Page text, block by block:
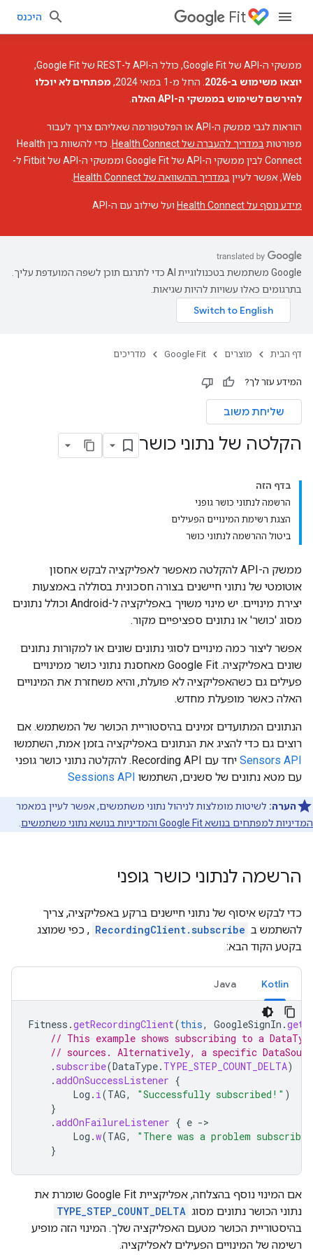
Fit היכנס
ממשקי ה-API של Google Fit, כולל ה-API ל-REST של Google Fit,
יוצאו משימוש ב-2026
. החל מ-1 במאי 2024,
מפתחים לא יוכלו
להירשם לשימוש בממשקי ה-API האלה
הוראות לגבי ממשק ה-API או הפלטפורמה שאליהם צריך לעבור
מפורטות במדריך להעברה של Health Connect
. כדי להשוות בין Health
Connect לבין ממשקי ה-API של Google Fit וממשקי ה-API של Fitbit ל-
Web, אפשר לעיין
במדריך ההשוואה של Health Connect
מידע נוסף על Health Connect ועל שילוב עם ה-API
‫Google משתמשת בטכנולוגיית AI כדי לתרגם תוכן לשפה המועדפת עליך.
בתרגומים כאלו עשויות להיות שגיאות.
דף הבית מוצרים Google Fit מדריכים
המידע עזר לך?
שליחת משוב
הקלטה של נתוני כושר
בדף הזה
הרשמה לנתוני כושר גופני
הצגת רשימת המינויים הפעילים
ביטול ההרשמה לנתוני כושר
ממשק ה-API להקלטה מאפשר לאפליקציה לבקש אחסון
אוטומטי של נתוני חיישנים בצורה חסכונית בסוללה באמצעות
יצירת מינויים. יש מינוי משויך באפליקציה ל-Android וכולל נתונים
מסוג 'כושר' או נתונים ספציפיים מקור.
אפשר ליצור כמה מינויים לסוגי נתונים שונים או למקורות נתונים
שונים באפליקציה. Google Fit מאחסנת נתוני כושר ממינויים
פעילים גם כשהאפליקציה לא פועלת, והיא משחזרת את המינויים
האלה כאשר מופעלת מחדש.
הנתונים המתועדים זמינים בהיסטוריית הכושר של המשתמש. אם
רוצים גם כדי להציג את הנתונים באפליקציה בזמן אמת, השתמשו
Sensors API
יחד עם Recording API. להקלטה נתוני כושר גופני
עם מטא נתונים של סשנים, השתמשו Sessions API
הערה: לשיטות מומלצות לניהול נתוני משתמשים, אפשר לעיין במאמר
המדיניות למפתחים בנושא Google Fit והמדיניות בנושא נתוני משתמשים
הרשמה לנתוני כושר גופני
כדי לבקש איסוף של נתוני חיישנים ברקע באפליקציה, צריך
להשתמש ב RecordingClient.subscribe , כפי שמוצג
בקטע הקוד הבא:
Kotlin
Java
Fitness .getRecordingClient(this, GoogleSignIn .
// This example shows subscribing to a
// sources. Alternatively, a specific
. subscribe(DataType. TYPE_STEP_COUNT_DELTA)
.addOnSuccessListener {
Log . i(TAG, "Successfully subscribed!" )
}
.addOnFailureListener { e -
Log .w(TAG,
"There was a problem
}
אם המינוי נוסף בהצלחה, אפליקציית Google Fit שומרת את
נתוני הכושר נתונים מסוג TYPE_STEP_COUNT_DELTA
בהיסטוריית הכושר מטעם האפליקציה שלך. המינוי הזה מופיע
רשימה של המינויים הפעילים לאפליקציה.